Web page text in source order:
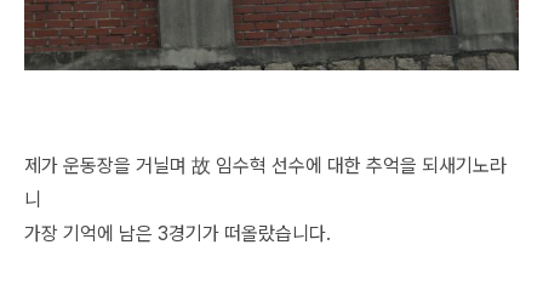
제가 운동장을 거닐며 故 임수혁 선수에 대한 추억을 되새기노라
니
가장 기억에 남은 3경기가 떠올랐습니다.